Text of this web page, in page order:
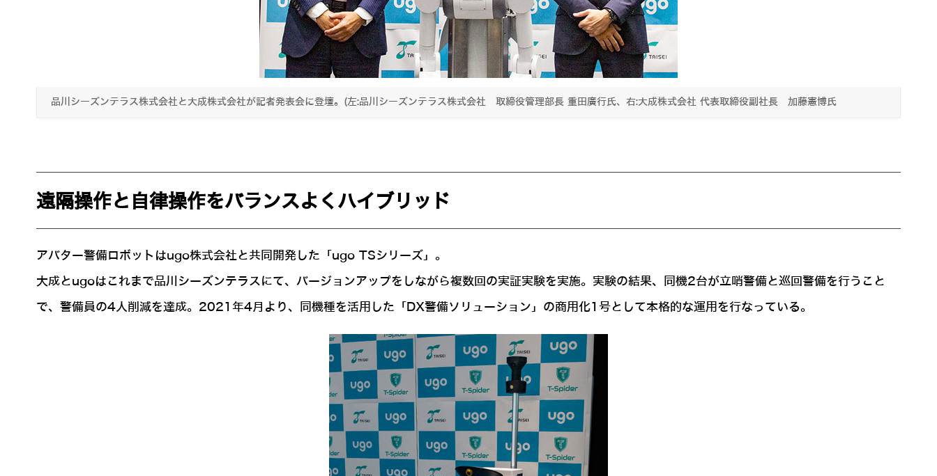
品川シーズンテラス株式会社と大成株式会社が記者発表会に登壇。(左:品川シーズンテラス株式会社 取締役管理部長 重田廣行氏、右:大成株式会社 代表取締役副社長 加藤憲博氏
遠隔操作と自律操作をバランスよくハイブリッド
アバター警備ロボットはugo株式会社と共同開発した「ugo TSシリーズ」。
大成とugoはこれまで品川シーズンテラスにて、バージョンアップをしながら複数回の実証実験を実施。実験の結果、同機2台が立哨警備と巡回警備を行うこと
で、警備員の4人削減を達成。2021年4月より、同機種を活用した「DX警備ソリューション」の商用化1号として本格的な運用を行なっている。